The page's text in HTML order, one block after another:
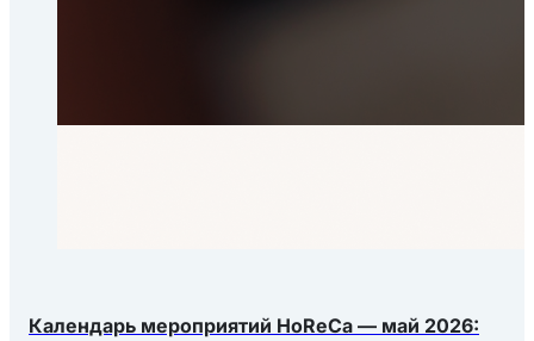
Календарь мероприятий HoReCa — май 2026: